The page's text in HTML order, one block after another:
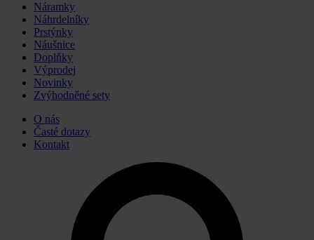
Náramky
Náhrdelníky
Prstýnky
Náušnice
Doplňky
Výprodej
Novinky
Zvýhodněné sety
O nás
Časté dotazy
Kontakt